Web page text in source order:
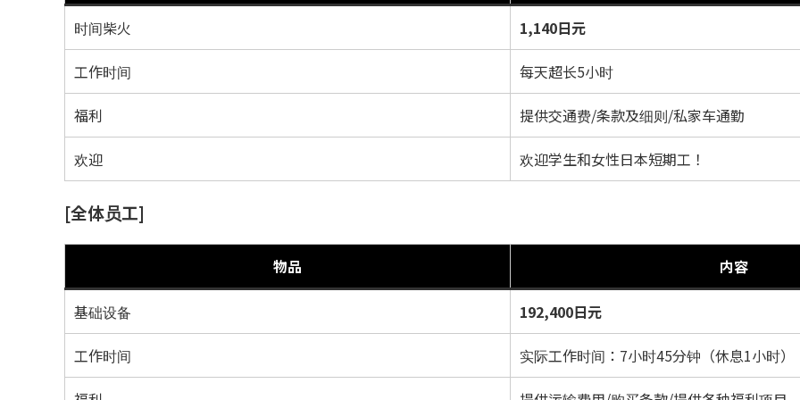
时间柴火 1,140日元
工作时间 每天超长5小时
福利 提供交通费/条款及细则/私家车通勤
欢迎 欢迎学生和女性日本短期工！
[全体员工]
物品 内容
基础设备 192,400日元
工作时间 实际工作时间：7小时45分钟（休息1小时）